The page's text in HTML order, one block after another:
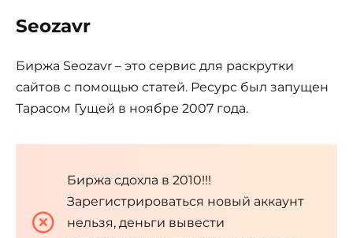
Seozavr
Биржа Seozavr – это сервис для раскрутки
сайтов с помощью статей. Ресурс был запущен
Тарасом Гущей в ноябре 2007 года.
Биржа сдохла в 2010!!!
Зарегистрироваться новый аккаунт
нельзя, деньги вывести